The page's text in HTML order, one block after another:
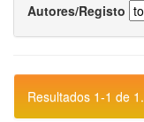
Autores/Registo
Resultados 1-1 de 1.